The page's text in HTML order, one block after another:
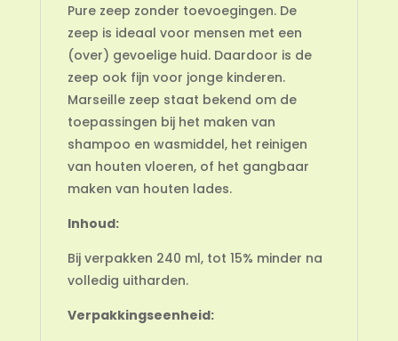
Pure zeep zonder toevoegingen. De
zeep is ideaal voor mensen met een
(over) gevoelige huid. Daardoor is de
zeep ook fijn voor jonge kinderen.
Marseille zeep staat bekend om de
toepassingen bij het maken van
shampoo en wasmiddel, het reinigen
van houten vloeren, of het gangbaar
maken van houten lades.
Inhoud:
Bij verpakken 240 ml, tot 15% minder na
volledig uitharden.
Verpakkingseenheid: